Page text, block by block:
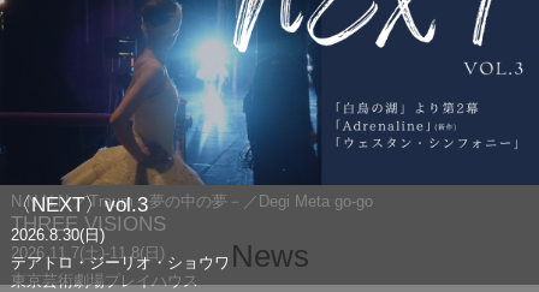
N.N.N.N.／Traum－夢の中の夢－／Degi Meta go-go
THREE VISIONS
2026.11.7(土)-11.8(日)
東京芸術劇場プレイハウス
〈NEXT〉vol.3
2026.8.30(日)
テアトロ・ジーリオ・ショウワ News